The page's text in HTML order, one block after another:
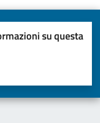
su questa
5